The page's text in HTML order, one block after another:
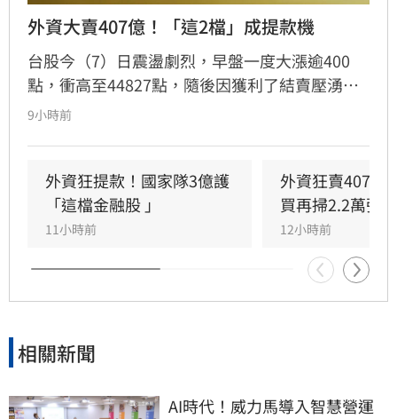
外資大賣407億！「這2檔」成提款機
台股今（7）日震盪劇烈，早盤一度大漲逾400
點，衝高至44827點，隨後因獲利了結賣壓湧
現，指數翻黑收在44225.91點，下跌170.79點，
億元，大舉減碼群創與華邦電，長榮航則獲外資
青睞成為買超冠軍。市場多空在季線壓力區拉
鋸，投資人需密切留意後續外資操作動向與資金
流向，短線獲利回吐賣壓是否持續，將成為影響
大盤後市走勢的關鍵指標。
9小時前
外資狂提款！國家隊3億護
「這檔金融股 」
11小時前
外資狂賣407億
買再掃2.2萬張
12小時前
相關新聞
AI時代！威力馬導入智慧營運